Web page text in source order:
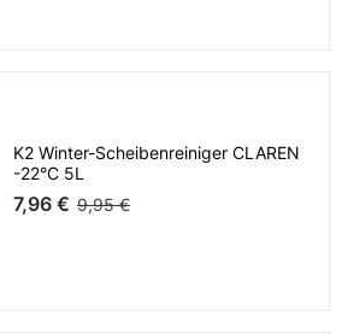
K2 Winter-Scheibenreiniger CLAREN
-22°C 5L
7,96 € 9,95 €